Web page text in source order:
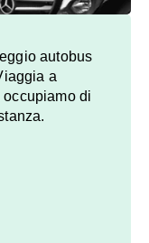
autobus
a
di